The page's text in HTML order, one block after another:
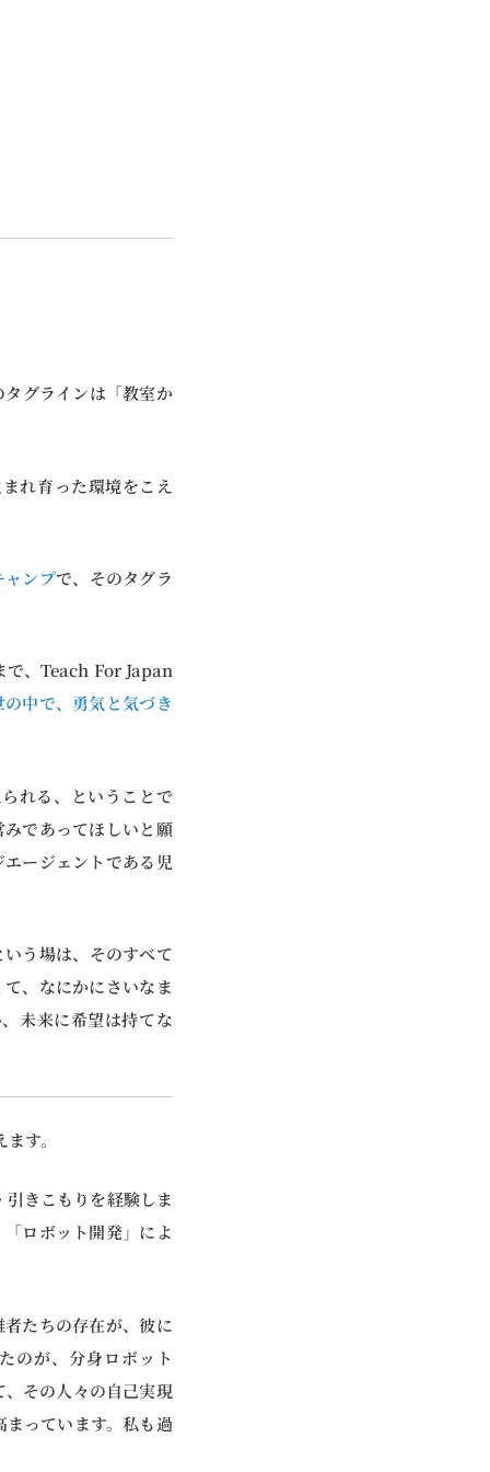
タグラインは「教室か
れ育った環境をこえ
ャンプで、そのタグラ
で、Teach For Japan
中で、勇気と気づき
れる、ということで
であってほしいと願
ージェントである児
う場は、そのすべて
、なにかにさいなま
未来に希望は持てな
す。
きこもりを経験しま
ロボット開発」によ
たちの存在が、彼に
のが、分身ロボット
その人々の自己実現
っています。私も過